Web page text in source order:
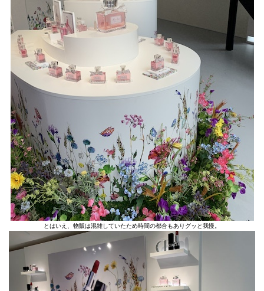
とはいえ、物販は混雑していたため時間の都合もありグッと我慢。